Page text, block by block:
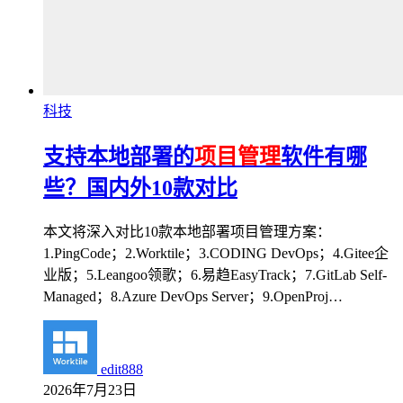
科技
支持本地部署的项目管理软件有哪
些？国内外10款对比
本文将深入对比10款本地部署项目管理方案：
1.PingCode；2.Worktile；3.CODING DevOps；4.Gitee企
业版；5.Leangoo领歌；6.易趋EasyTrack；7.GitLab Self-
Managed；8.Azure DevOps Server；9.OpenProj…
edit888
2026年7月23日